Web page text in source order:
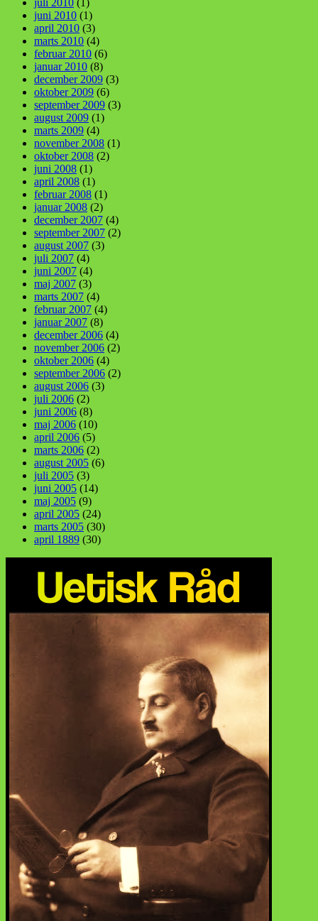
juni 2010 (1)
april 2010 (3)
marts 2010 (4)
februar 2010 (6)
januar 2010 (8)
december 2009 (3)
oktober 2009 (6)
september 2009 (3)
august 2009 (1)
marts 2009 (4)
november 2008 (1)
oktober 2008 (2)
juni 2008 (1)
april 2008 (1)
februar 2008 (1)
januar 2008 (2)
december 2007 (4)
september 2007 (2)
august 2007 (3)
juli 2007 (4)
juni 2007 (4)
maj 2007 (3)
marts 2007 (4)
februar 2007 (4)
januar 2007 (8)
december 2006 (4)
november 2006 (2)
oktober 2006 (4)
september 2006 (2)
august 2006 (3)
juli 2006 (2)
juni 2006 (8)
maj 2006 (10)
april 2006 (5)
marts 2006 (2)
august 2005 (6)
juli 2005 (3)
juni 2005 (14)
maj 2005 (9)
april 2005 (24)
marts 2005 (30)
april 1889 (30)